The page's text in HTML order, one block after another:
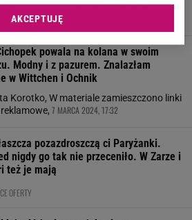
Korotko, W materiale zamieszczono linki
reklamowe,16 MARCA 2024, 08:21
powala na kolana w swoim
Modny i z pazurem. Znalazłam
w Wittchen i Ochnik
Korotko, W materiale zamieszczono linki
7 MARCA 2024, 17:32
pozazdroszczą ci Paryżanki.
nigdy go tak nie przeceniło. W Zarze i
też je mają
OFERTY
AKCEPTUJĘ